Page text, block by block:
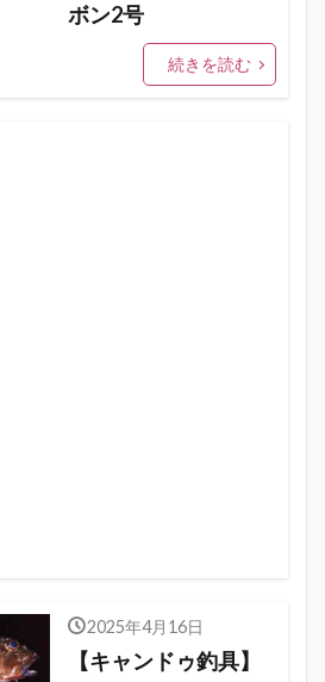
ボン2号
続きを読む
2025年4月16日
【キャンドゥ釣具】